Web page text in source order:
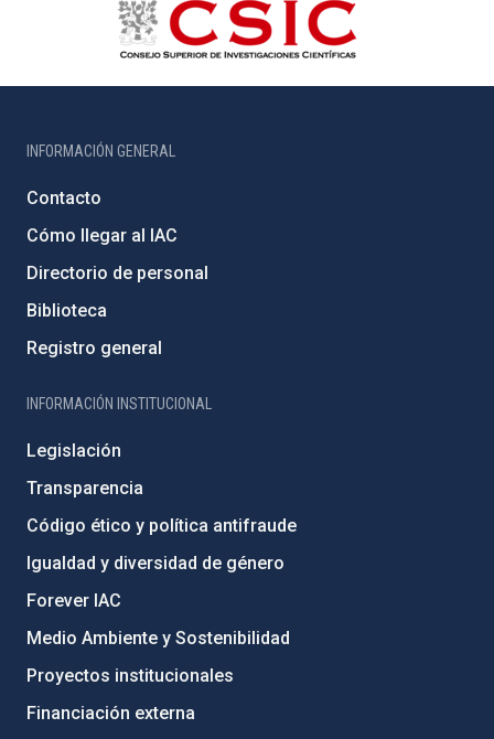
INFORMACIÓN GENERAL
Contacto
Cómo llegar al IAC
Directorio de personal
Biblioteca
Registro general
INFORMACIÓN INSTITUCIONAL
Legislación
Transparencia
Código ético y política antifraude
Igualdad y diversidad de género
Forever IAC
Medio Ambiente y Sostenibilidad
Proyectos institucionales
Financiación externa